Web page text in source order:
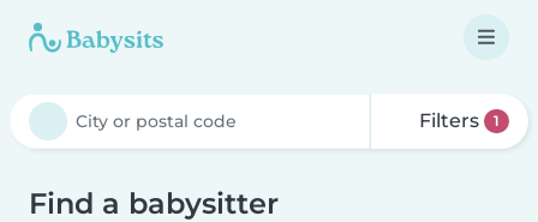
Filters 1
Find a babysitter